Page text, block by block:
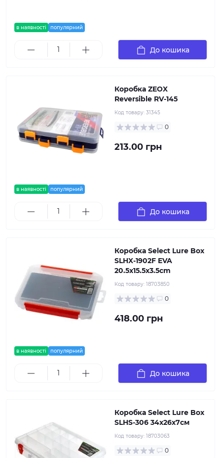
в наявності популярний
До кошика
в наявності популярний
Коробка ZEOX
Reversible RV-145
Код товару: 31345
0
213.00 грн
До кошика
в наявності популярний
Коробка Select Lure Box
SLHX-1902F EVA
20.5х15.5х3.5cm
Код товару: 18703850
0
418.00 грн
До кошика
Коробка Select Lure Box
SLHS-306 34х26х7см
Код товару: 18703063
0